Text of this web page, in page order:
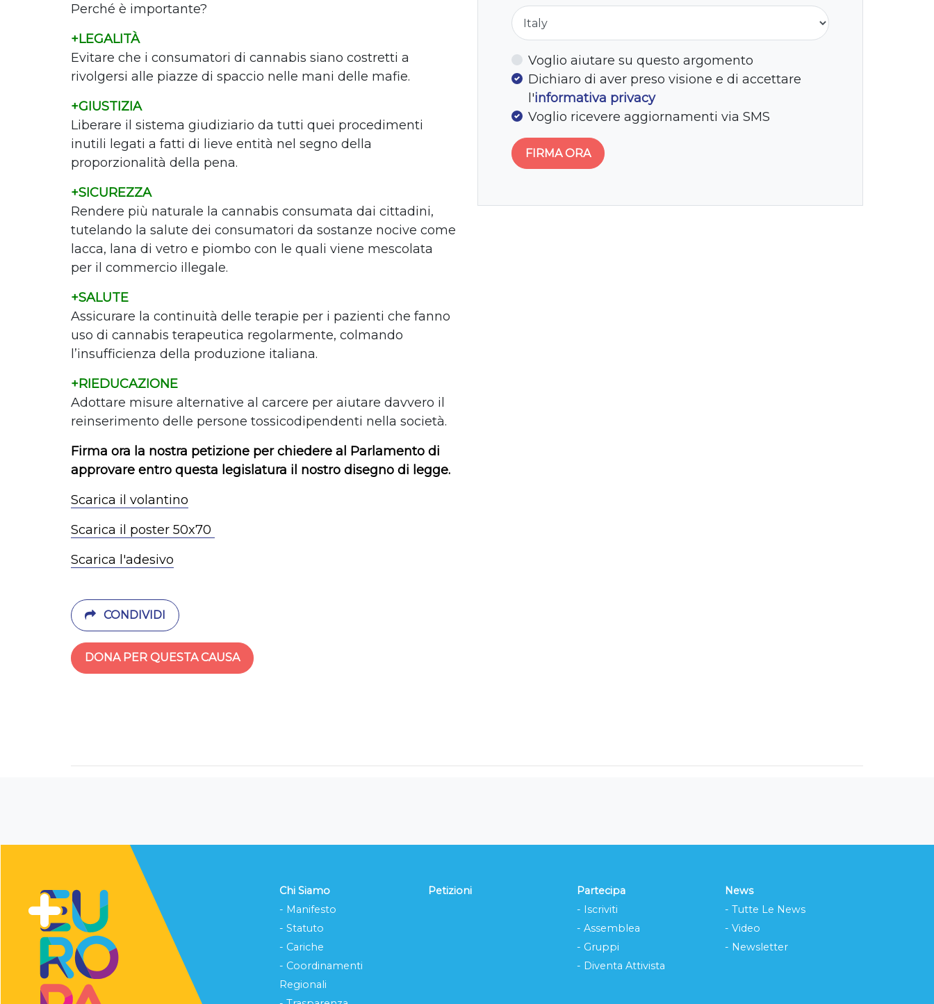
Perché è importante?
+LEGALITÀ
Evitare che i consumatori di cannabis siano costretti a
rivolgersi alle piazze di spaccio nelle mani delle mafie.
+GIUSTIZIA
Liberare il sistema giudiziario da tutti quei procedimenti
inutili legati a fatti di lieve entità nel segno della
proporzionalità della pena.
+SICUREZZA
Rendere più naturale la cannabis consumata dai cittadini,
tutelando la salute dei consumatori da sostanze nocive come
lacca, lana di vetro e piombo con le quali viene mescolata
per il commercio illegale.
+SALUTE
Assicurare la continuità delle terapie per i pazienti che fanno
uso di cannabis terapeutica regolarmente, colmando
’insufficienza della produzione italiana.
+RIEDUCAZIONE
Adottare misure alternative al carcere per aiutare davvero il
reinserimento delle persone tossicodipendenti nella società.
Firma ora la nostra petizione per chiedere al Parlamento di
approvare entro questa legislatura il nostro disegno di legge.
Scarica il volantino
Scarica il poster 50x70
Scarica l'adesivo
CONDIVIDI
DONA PER QUESTA CAUSA
Nazione
Voglio aiutare su questo argomento
Dichiaro di aver preso visione e di accettare
l'informativa privacy
Voglio ricevere aggiornamenti via SMS
Chi Siamo
- Manifesto
- Statuto
- Cariche
- Coordinamenti
Regionali
Petizioni
Partecipa
- Iscriviti
- Assemblea
- Gruppi
- Diventa Attivista
News
- Tutte Le News
- Video
- Newsletter